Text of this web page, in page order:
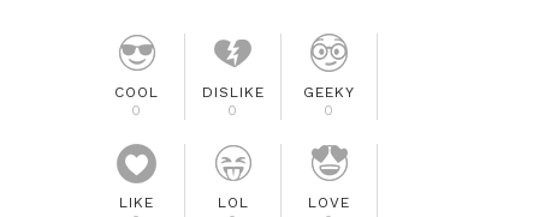
COOL
0
DISLIKE
0
GEEKY
0
LIKE
LOL
LOVE